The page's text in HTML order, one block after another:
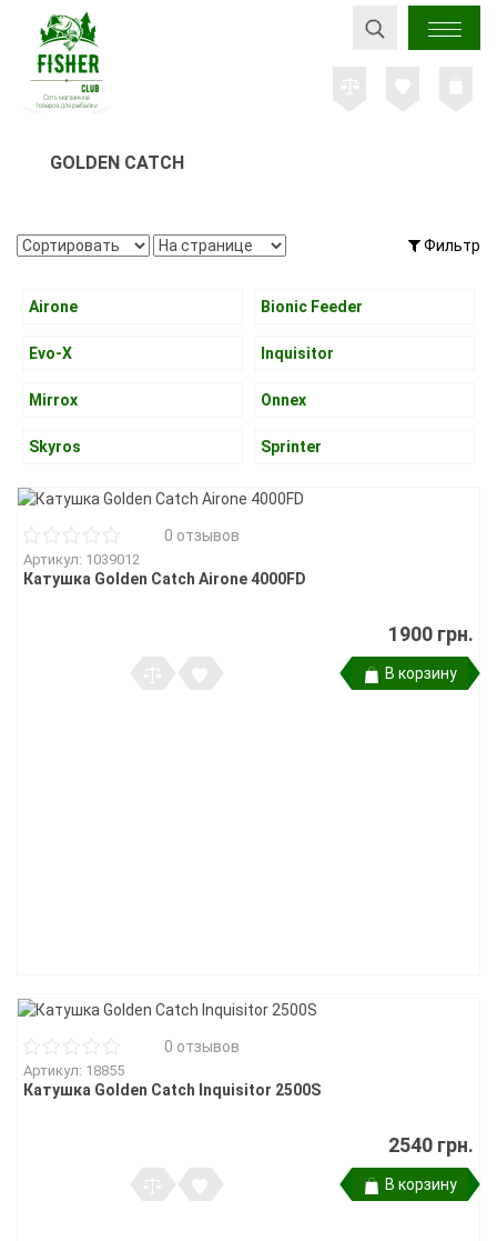
GOLDEN CATCH
Фильтр
Airone Bionic Feeder
Evo-X Inquisitor
Mirrox Onnex
Skyros Sprinter
0 отзывов
Артикул: 1039012
Катушка Golden Catch Airone 4000FD
1900 грн.
В корзину
0 отзывов
Артикул: 18855
Катушка Golden Catch Inquisitor 2500S
2540 грн.
В корзину